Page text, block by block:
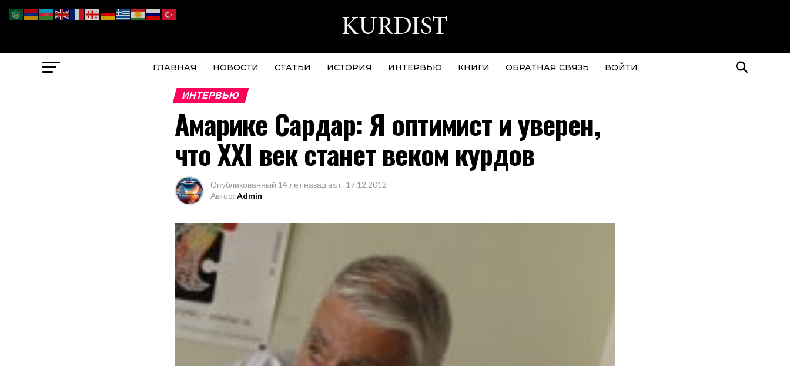
ГЛАВНАЯ НОВОСТИ СТАТЬИ ИСТОРИЯ ИНТЕРВЬЮ КНИГИ ОБРАТНАЯ СВЯЗЬ ВОЙТИ
ИНТЕРВЬЮ
Амарике Сардар: Я оптимист и уверен,
что XXI век станет веком курдов
Опубликованный 14 лет назад вкл . 17.12.2012
Автор: Admin